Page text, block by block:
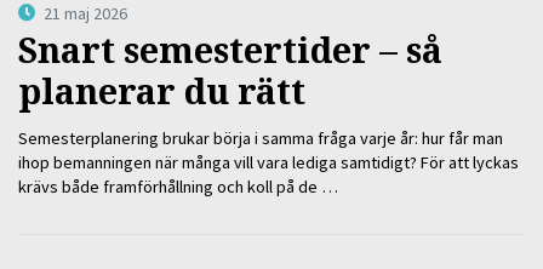
21 maj 2026
Snart semestertider – så
planerar du rätt
Semesterplanering brukar börja i samma fråga varje år: hur får man
ihop bemanningen när många vill vara lediga samtidigt? För att lyckas
krävs både framförhållning och koll på de …